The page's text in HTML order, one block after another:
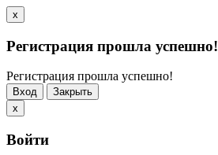
x
Регистрация прошла успешно!
Регистрация прошла успешно!
Вход
Закрыть
x
Войти